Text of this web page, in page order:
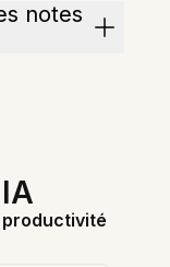
notes
productivité